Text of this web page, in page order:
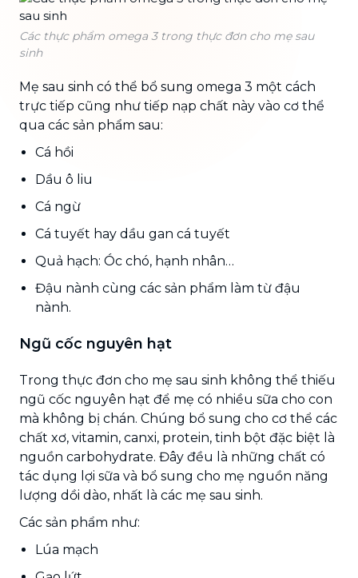
Các thực phẩm omega 3 trong thực đơn cho mẹ sau
sinh
Mẹ sau sinh có thể bổ sung omega 3 một cách
trực tiếp cũng như tiếp nạp chất này vào cơ thể
qua các sản phẩm sau:
Cá hồi
Dầu ô liu
Cá ngừ
Cá tuyết hay dầu gan cá tuyết
Quả hạch: Óc chó, hạnh nhân…
Đậu nành cùng các sản phẩm làm từ đậu
nành.
Ngũ cốc nguyên hạt
Trong thực đơn cho mẹ sau sinh không thể thiếu
ngũ cốc nguyên hạt để mẹ có nhiều sữa cho con
mà không bị chán. Chúng bổ sung cho cơ thể các
chất xơ, vitamin, canxi, protein, tinh bột đặc biệt là
nguồn carbohydrate. Đây đều là những chất có
tác dụng lợi sữa và bổ sung cho mẹ nguồn năng
lượng dồi dào, nhất là các mẹ sau sinh.
Các sản phẩm như:
Lúa mạch